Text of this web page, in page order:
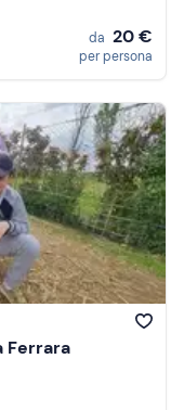
da 20 €
per persona
Ferrara